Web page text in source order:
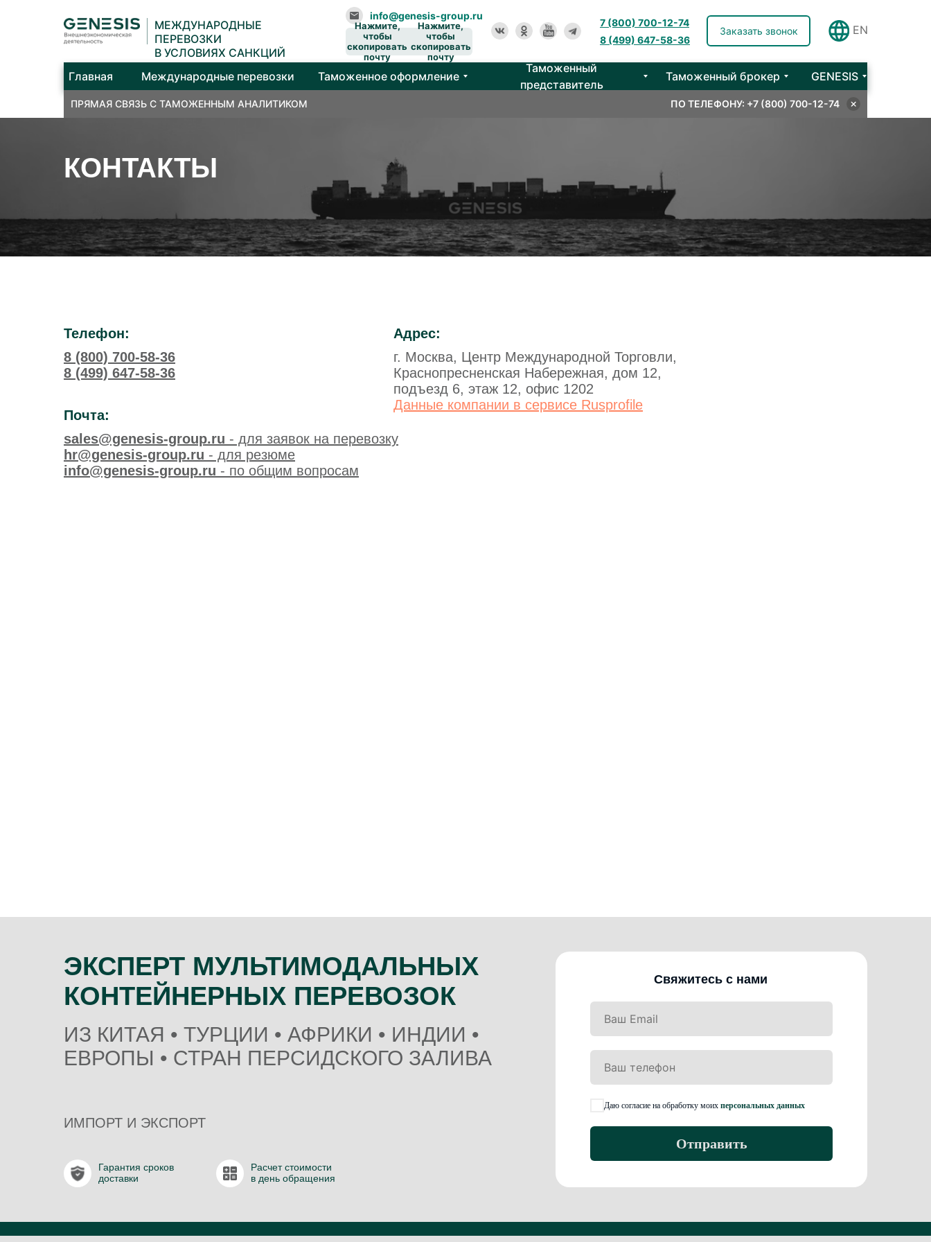
7 (800) 700-12-74
8 (499) 647-58-36
Заказать звонок
Главная Международные перевозки Таможенное оформление
Таможенный
представитель
Таможенный брокер GENESIS
EN
МЕЖДУНАРОДНЫЕ
ПЕРЕВОЗКИ
В УСЛОВИЯХ САНКЦИЙ
info@genesis-group.ru
Нажмите,
чтобы
скопировать
почту
Нажмите,
чтобы
скопировать
почту
ПРЯМАЯ СВЯЗЬ С ТАМОЖЕННЫМ АНАЛИТИКОМ ПО ТЕЛЕФОНУ: +7 (800) 700-12-74
КОНТАКТЫ
Адрес:
г. Москва, Центр Международной Торговли,
Краснопресненская Набережная, дом 12,
подъезд 6, этаж 12, офис 1202
Данные компании в сервисе Rusprofile
Почта:
sales@genesis-group.ru - для заявок на перевозку
hr@genesis-group.ru - для резюме
info@genesis-group.ru - по общим вопросам
Телефон:
8 (800) 700-58-36
8 (499) 647-58-36
Гарантия сроков
доставки
Расчет стоимости
в день обращения
ЭКСПЕРТ МУЛЬТИМОДАЛЬНЫХ
КОНТЕЙНЕРНЫХ ПЕРЕВОЗОК
ИЗ КИТАЯ • ТУРЦИИ • АФРИКИ • ИНДИИ •
ЕВРОПЫ • СТРАН ПЕРСИДСКОГО ЗАЛИВА
ИМПОРТ И ЭКСПОРТ
Свяжитесь с нами
Даю согласие на обработку моих персональных данных
Отправить